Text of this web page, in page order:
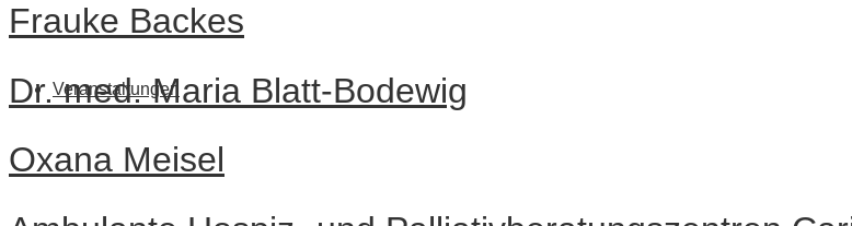
Veranstaltungen
Frauke Backes
Dr. med. Maria Blatt-Bodewig
Oxana Meisel